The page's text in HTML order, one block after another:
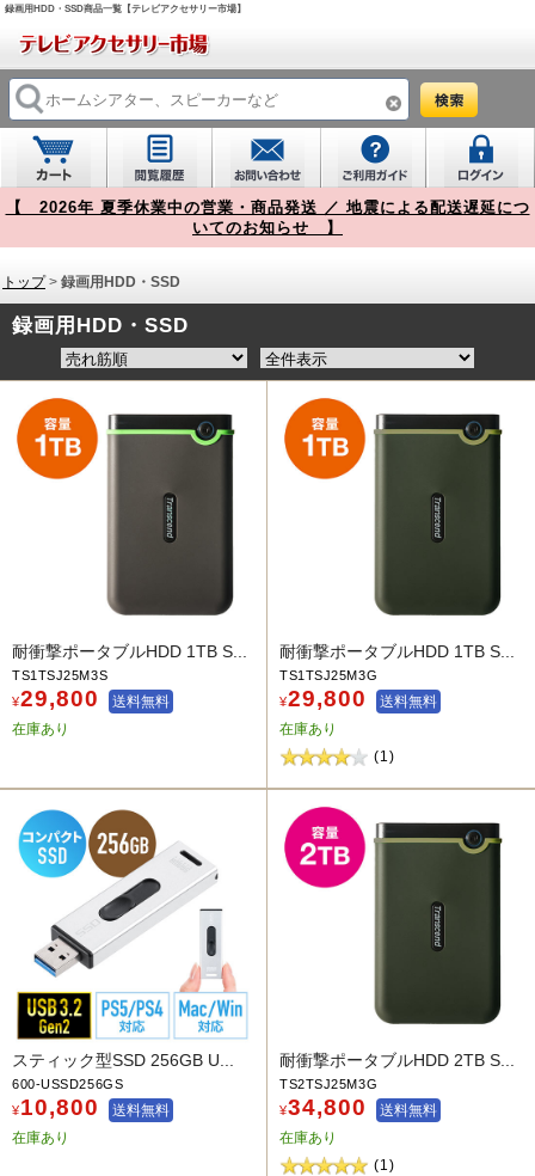
録画用HDD・SSD商品一覧【テレビアクセサリー市場】
【 2026年 夏季休業中の営業・商品発送 ／ 地震による配送遅延につ
いてのお知らせ 】
トップ> 録画用HDD・SSD
録画用HDD・SSD
耐衝撃ポータブルHDD 1TB S...
TS1TSJ25M3S
¥29,800
送料無料
在庫あり
耐衝撃ポータブルHDD 1TB S...
TS1TSJ25M3G
¥29,800
送料無料
在庫あり
(1)
スティック型SSD 256GB U...
600-USSD256GS
¥10,800
送料無料
在庫あり
耐衝撃ポータブルHDD 2TB S...
TS2TSJ25M3G
¥34,800
送料無料
在庫あり
(1)